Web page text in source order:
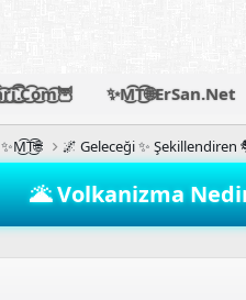
✨M͜͡T͜͡🌐ErSan.Net
✨M͜͡T͜͡🌐 🌌 Geleceği ✨
🌋 Volkanizma